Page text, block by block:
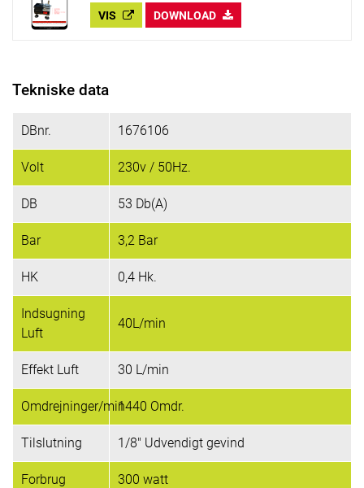
VIS DOWNLOAD
Tekniske data
DBnr. 1676106
Volt 230v / 50Hz.
DB 53 Db(A)
Bar 3,2 Bar
HK 0,4 Hk.
Indsugning
Luft
40L/min
Effekt Luft 30 L/min
Omdrejninger/min1440 Omdr.
Tilslutning 1/8" Udvendigt gevind
Forbrug 300 watt